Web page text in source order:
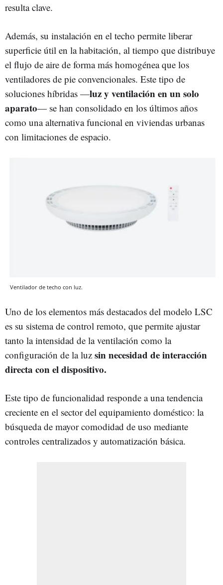
resulta clave.
Además, su instalación en el techo permite liberar
superficie útil en la habitación, al tiempo que distribuye
el flujo de aire de forma más homogénea que los
ventiladores de pie convencionales. Este tipo de
soluciones híbridas —luz y ventilación en un solo
aparato— se han consolidado en los últimos años
como una alternativa funcional en viviendas urbanas
con limitaciones de espacio.
Ventilador de techo con luz.
Uno de los elementos más destacados del modelo LSC
es su sistema de control remoto, que permite ajustar
tanto la intensidad de la ventilación como la
configuración de la luz sin necesidad de interacción
directa con el dispositivo.
Este tipo de funcionalidad responde a una tendencia
creciente en el sector del equipamiento doméstico: la
búsqueda de mayor comodidad de uso mediante
controles centralizados y automatización básica.